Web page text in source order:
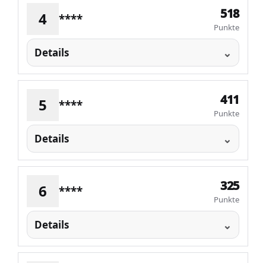
4 **** 518
Punkte
Details
5 **** 411
Punkte
Details
6 **** 325
Punkte
Details